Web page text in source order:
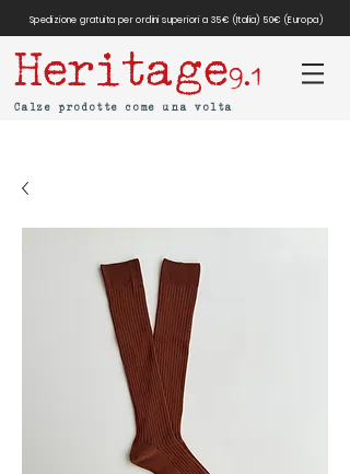
Spedizione gratuita per ordini superiori a 35€ (Italia) 50€ (Europa)
Heritage9.1
Calze prodotte come una volta